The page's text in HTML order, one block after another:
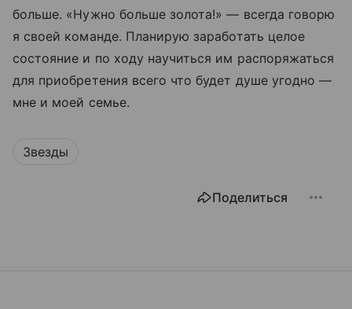
больше. «Нужно больше золота!» — всегда говорю
я своей команде. Планирую заработать целое
состояние и по ходу научиться им распоряжаться
для приобретения всего что будет душе угодно —
мне и моей семье.
Звезды
Поделиться